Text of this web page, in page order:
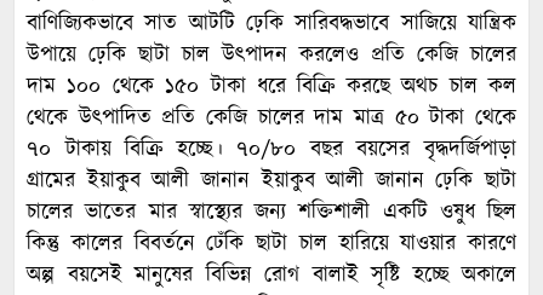
বাণিজ্যিকভাবে সাত আটটি ঢ়েকি সারিবদ্ধভাবে সাজিয়ে যান্ত্রিক
উপায়ে ঢ়েকি ছাটা চাল উৎপাদন করলেও প্রতি কেজি চালের
দাম ১০০ থেকে ১৫০ টাকা ধরে বিক্রি করছে অথচ চাল কল
থেকে উৎপাদিত প্রতি কেজি চালের দাম মাত্র ৫০ টাকা থেকে
৭০ টাকায় বিক্রি হচ্ছে। ৭০/৮০ বছর বয়সের বৃদ্ধদর্জিপাড়া
গ্রামের ইয়াকুব আলী জানান ইয়াকুব আলী জানান ঢ়েকি ছাটা
চালের ভাতের মার স্বাস্থ্যের জন্য শক্তিশালী একটি ওষুধ ছিল
কিন্তু কালের বিবর্তনে ঢেঁকি ছাটা চাল হারিয়ে যাওয়ার কারণে
অল্প বয়সেই মানুষের বিভিন্ন রোগ বালাই সৃষ্টি হচ্ছে অকালে